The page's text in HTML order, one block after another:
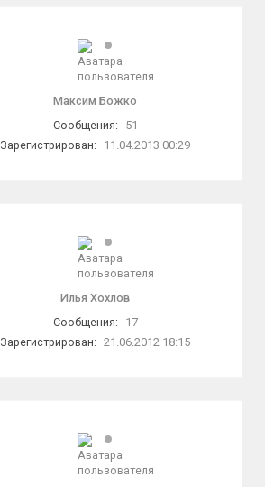
Максим Божко
Сообщения:
51
Зарегистрирован:
11.04.2013 00:29
Илья Хохлов
Сообщения:
17
Зарегистрирован: 21.06.2012 18:15